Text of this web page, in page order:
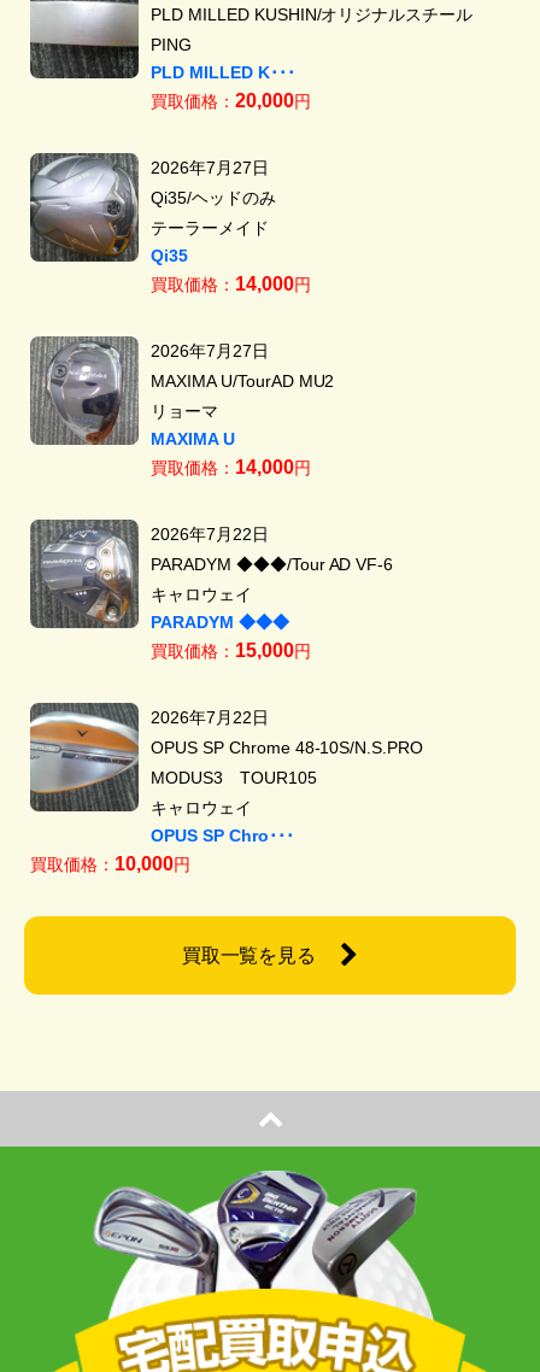
PLD MILLED KUSHIN/オリジナルスチール
PING
PLD MILLED K･･･
買取価格： 20,000円
2026年7月27日
Qi35/ヘッドのみ
テーラーメイド
Qi35
買取価格： 14,000円
2026年7月27日
MAXIMA U/TourAD MU2
リョーマ
MAXIMA U
買取価格： 14,000円
2026年7月22日
PARADYM ◆◆◆/Tour AD VF-6
キャロウェイ
PARADYM ◆◆◆
買取価格： 15,000円
2026年7月22日
OPUS SP Chrome 48-10S/N.S.PRO
MODUS3 TOUR105
キャロウェイ
OPUS SP Chro･･･
買取価格： 10,000円
買取一覧を見る